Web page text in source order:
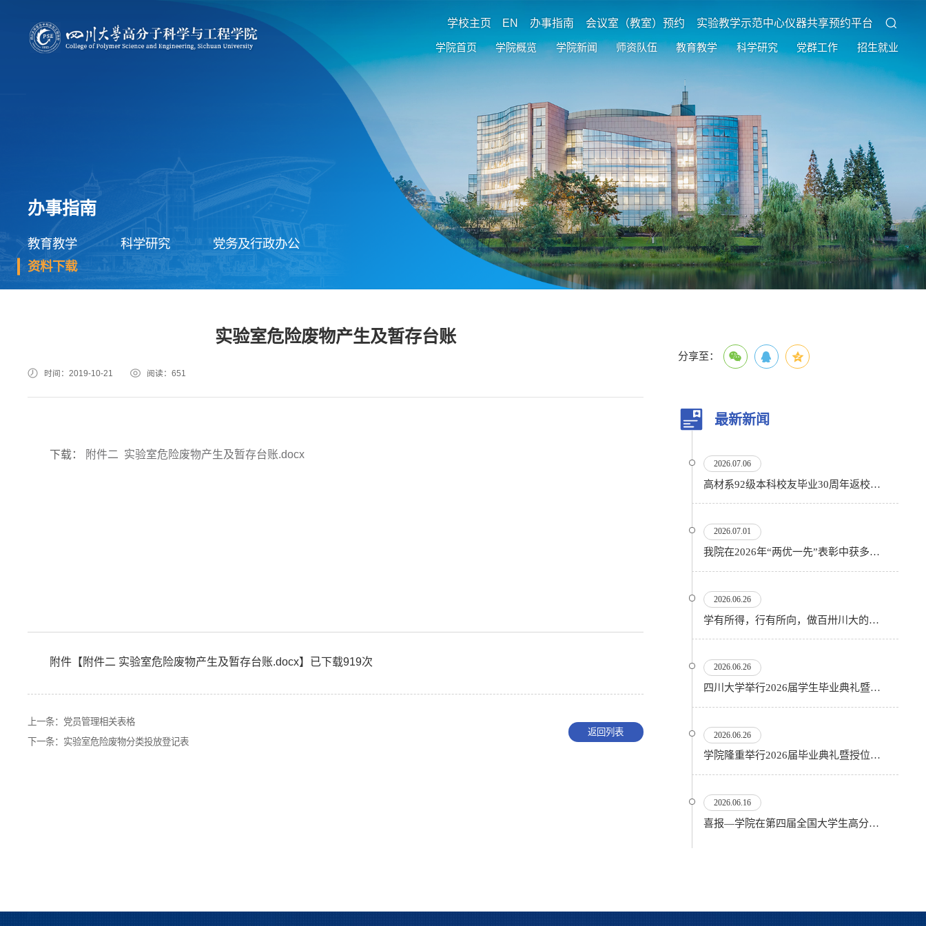
学校主页 EN 办事指南 会议室（教室）预约 实验教学示范中心仪器共享预约平台
学院首页 学院概览 学院新闻 师资队伍 教育教学 科学研究 党群工作 招生就业
办事指南
教育教学 科学研究
党务及行政办公
资料下载
实验室危险废物产生及暂存台账
时间：2019-10-21 阅读： 651
下载： 附件二 实验室危险废物产生及暂存台账.docx
附件【 附件二 实验室危险废物产生及暂存台账.docx】已下载919次
上一条： 党员管理相关表格
下一条： 实验室危险废物分类投放登记表
返回列表
分享至：
最新新闻
2026.07.06
高材系92级本科校友毕业30周年返校活动顺利举行
2026.07.01
我院在2026年“两优一先”表彰中获多项殊荣
2026.06.26
学有所得，行有所向，做百卅川大的薪火赓续者——校长汪劲松在四川大学2026届学生毕业典礼上的...
2026.06.26
四川大学举行2026届学生毕业典礼暨学位授予仪式
2026.06.26
​学院隆重举行2026届毕业典礼暨授位仪式
2026.06.16
喜报—学院在第四届全国大学生高分子材料实验实践虚拟仿真大赛再创佳绩